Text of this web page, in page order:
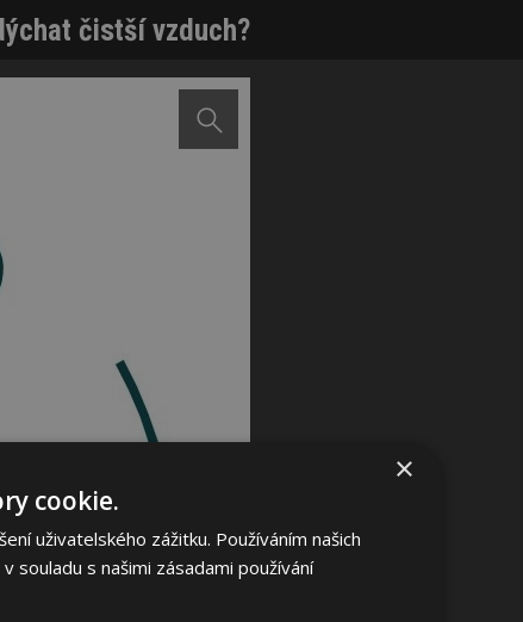
čistší vzduch?
×
cookie.
uživatelského zážitku. Používáním našich
souladu s našimi zásadami používání